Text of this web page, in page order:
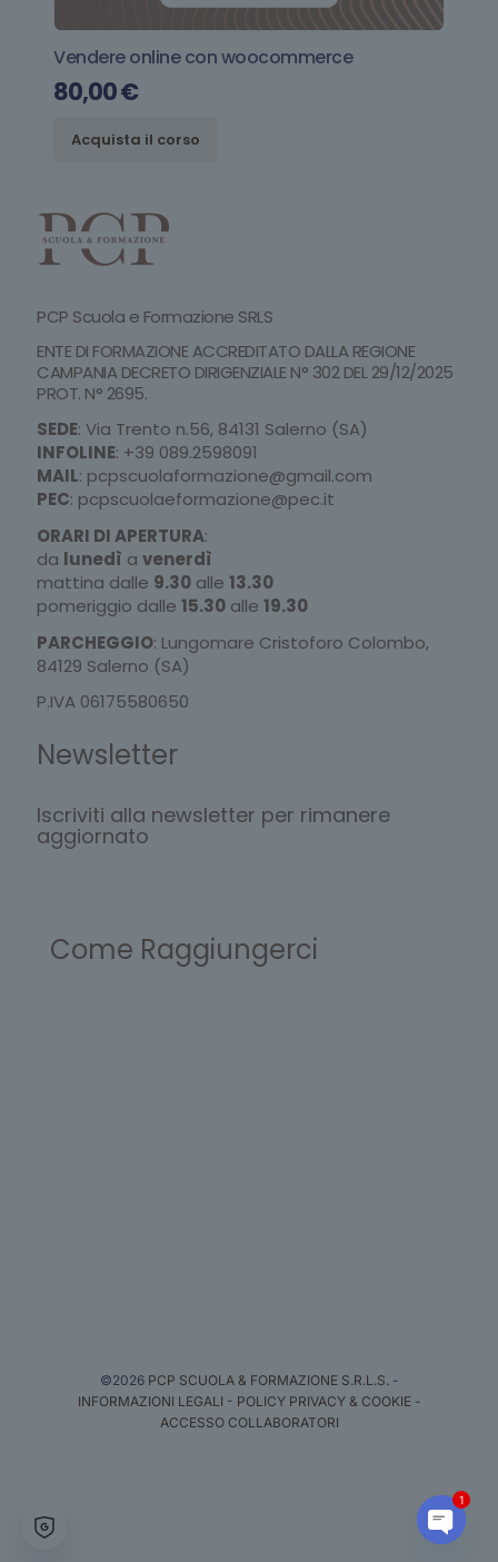
Vendere online con woocommerce
80,00€
Acquista il corso
PCP Scuola e Formazione SRLS
ENTE DI FORMAZIONE ACCREDITATO DALLA REGIONE
CAMPANIA DECRETO DIRIGENZIALE N° 302 DEL 29/12/2025
PROT. N° 2695.
SEDE: Via Trento n.56, 84131 Salerno (SA)
INFOLINE: +39 089.2598091
MAIL: pcpscuolaformazione@gmail.com
PEC: pcpscuolaeformazione@pec.it
ORARI DI APERTURA:
da lunedì a venerdì
mattina dalle 9.30 alle 13.30
pomeriggio dalle 15.30 alle 19.30
PARCHEGGIO: Lungomare Cristoforo Colombo,
84129 Salerno (SA)
P.IVA 06175580650
Newsletter
Iscriviti alla newsletter per rimanere
aggiornato
Come Raggiungerci
©2026 PCP SCUOLA & FORMAZIONE S.R.L.S.-
INFORMAZIONI LEGALI - POLICY PRIVACY & COOKIE-
ACCESSO COLLABORATORI
1